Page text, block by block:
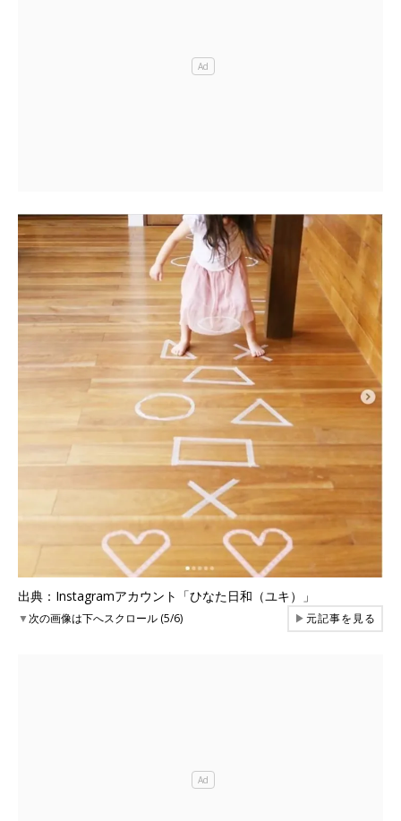
出典：Instagramアカウント「ひなた日和（ユキ）」
▼次の画像は下へスクロール (5/6) ▶元記事を見る